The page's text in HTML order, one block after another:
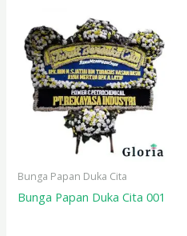
Bunga Papan Duka Cita
Bunga Papan Duka Cita 001